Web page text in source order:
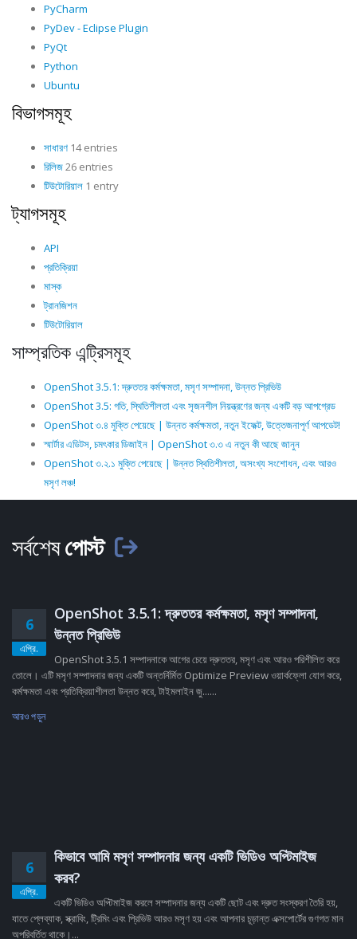
PyCharm
PyDev - Eclipse Plugin
PyQt
Python
Ubuntu
বিভাগসমূহ
সাধারণ 14 entries
রিলিজ26 entries
টিউটোরিয়াল 1 entry
ট্যাগসমূহ
API
প্রতিক্রিয়া
মাস্ক
ট্রানজিশন
টিউটোরিয়াল
সাম্প্রতিক এন্ট্রিসমূহ
OpenShot 3.5.1: দ্রুততর কর্মক্ষমতা, মসৃণ সম্পাদনা, উন্নত প্রিভিউ
OpenShot 3.5: গতি, স্থিতিশীলতা এবং সৃজনশীল নিয়ন্ত্রণের জন্য একটি বড় আপগ্রেড
OpenShot ৩.৪ মুক্তি পেয়েছে | উন্নত কর্মক্ষমতা, নতুন ইফেক্ট, উত্তেজনাপূর্ণ আপডেট!
স্মার্টার এডিটস, চমৎকার ডিজাইন | OpenShot ৩.৩ এ নতুন কী আছে জানুন
OpenShot ৩.২.১ মুক্তি পেয়েছে | উন্নত স্থিতিশীলতা, অসংখ্য সংশোধন, এবং আরও
মসৃণ লঞ্চ!
সর্বশেষপোস্ট
6
এপ্রি.
OpenShot 3.5.1: দ্রুততর কর্মক্ষমতা, মসৃণ সম্পাদনা,
উন্নত প্রিভিউ
OpenShot 3.5.1 সম্পাদনাকে আগের চেয়ে দ্রুততর, মসৃণ এবং আরও পরিশীলিত করে
তোলে। এটি মসৃণ সম্পাদনার জন্য একটি অন্তর্নির্মিত Optimize Preview ওয়ার্কফ্লো যোগ করে,
কর্মক্ষমতা এবং প্রতিক্রিয়াশীলতা উন্নত করে, টাইমলাইন জু......
আরও পড়ুন
6
এপ্রি.
কিভাবে আমি মসৃণ সম্পাদনার জন্য একটি ভিডিও অপ্টিমাইজ
করব?
একটি ভিডিও অপ্টিমাইজ করলে সম্পাদনার জন্য একটি ছোট এবং দ্রুত সংস্করণ তৈরি হয়,
যাতে প্লেব্যাক, স্ক্রাবিং, ট্রিমিং এবং প্রিভিউ আরও মসৃণ হয় এবং আপনার চূড়ান্ত এক্সপোর্টের গুণগত মান
অপরিবর্তিত থাকে।...